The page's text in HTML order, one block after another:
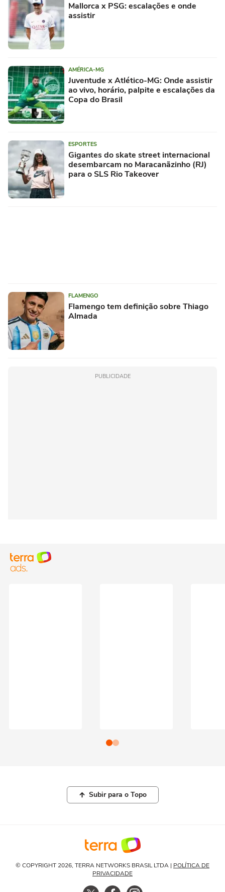
Mallorca x PSG: escalações e onde
assistir
AMÉRICA-MG
Juventude x Atlético-MG: Onde assistir
ao vivo, horário, palpite e escalações da
Copa do Brasil
ESPORTES
Gigantes do skate street internacional
desembarcam no Maracanãzinho (RJ)
para o SLS Rio Takeover
FLAMENGO
Flamengo tem definição sobre Thiago
Almada
PUBLICIDADE
Subir para o Topo
© COPYRIGHT 2026, TERRA NETWORKS BRASIL LTDA | POLÍTICA DE
PRIVACIDADE